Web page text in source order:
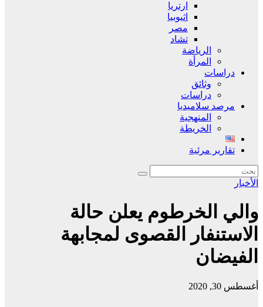
ارتريا
اثيوبيا
مصر
تشاد
الرياضة
المرأة
دراسات
وثائق
دراسات
مرصد سلاميديا
المنهجية
الخريطة
تقارير مرئية
الأخبار
والي الخرطوم يعلن حالة
الاستنفار القصوى لمجابهة
الفيضان
أغسطس 30, 2020